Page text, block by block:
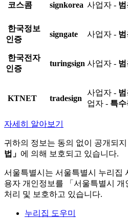
코스콤 signkorea 사업자 -
한국정보
인증
signgate 사업자 -
한국전자
인증
turingsign 사업자 -
KTNET tradesign
사업자 -
업자 - 특수
자세히 알아보기
귀하의 정보는 동의 없이 공개되
법」 에 의해 보호되고 있습니다.
서울특별시는 서울특별시 누리집
용자 개인정보를 「서울특별시
처리 및 보호하고 있습니다.
누리집 도우미